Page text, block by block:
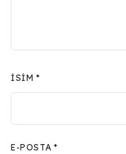
İSIM*
E-POSTA *